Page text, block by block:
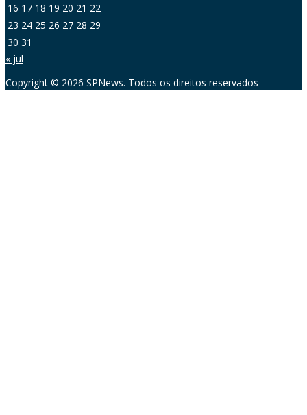
16 17 18 19 20 21 22
23 24 25 26 27 28 29
30 31
« jul
Copyright © 2026 SPNews. Todos os direitos reservados